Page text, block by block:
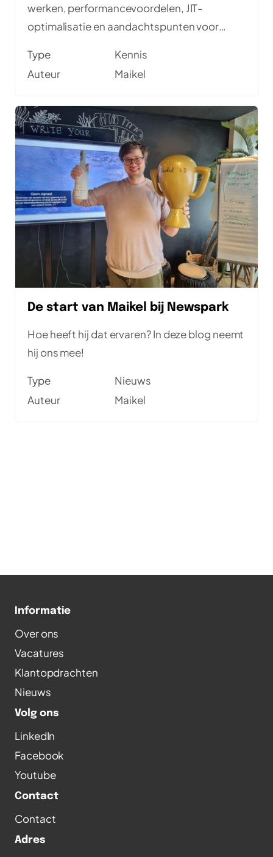
werken, performancevoordelen, JIT-
optimalisatie en aandachtspunten voor
Type
Kennis
Auteur
Maikel
De start van Maikel bij Newspark
Hoe heeft hij dat ervaren? In deze blog neemt
hij ons mee!
Type
Nieuws
Auteur
Maikel
Informatie
Over ons
Vacatures
Klantopdrachten
Nieuws
Volg ons
LinkedIn
Facebook
Youtube
Contact
Contact
Adres